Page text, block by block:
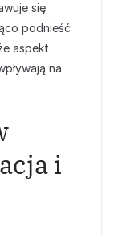
się
podnieść
aspekt
na
i